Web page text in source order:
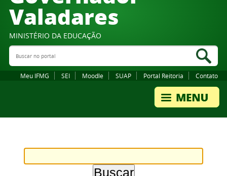
Valadares
MINISTÉRIO DA EDUCAÇÃO
Buscar no portal
Meu IFMG SEI Moodle SUAP Portal Reitoria Contato